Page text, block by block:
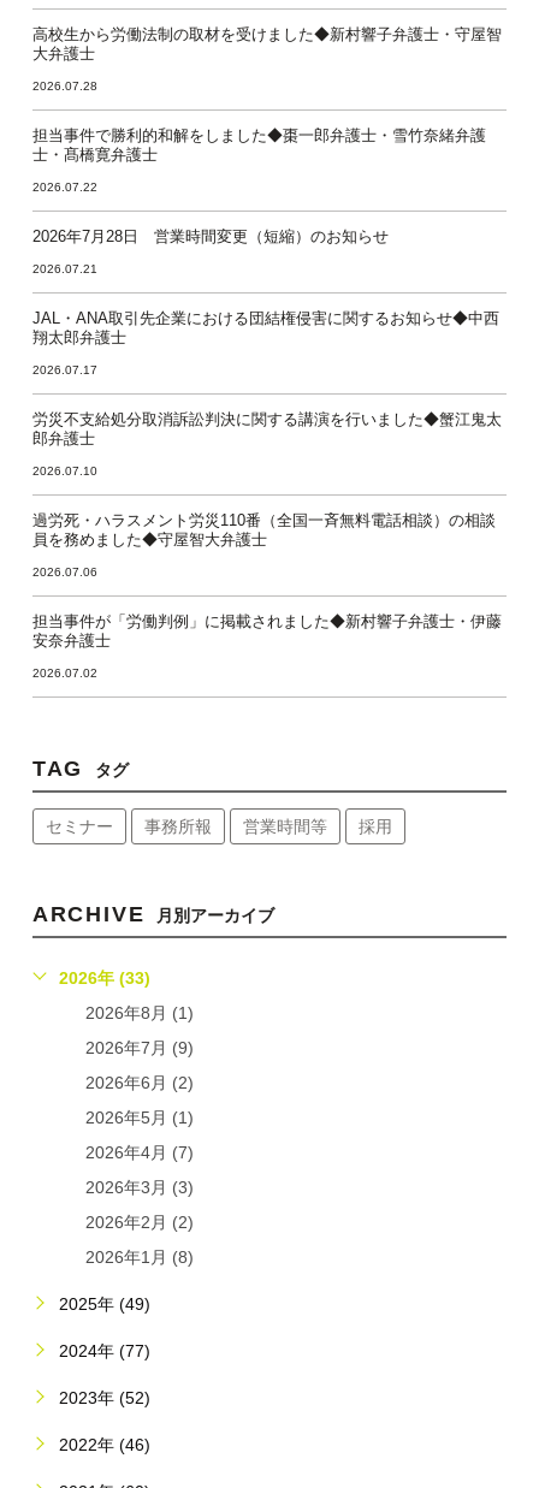
高校生から労働法制の取材を受けました◆新村響子弁護士・守屋智
大弁護士
2026.07.28
担当事件で勝利的和解をしました◆棗一郎弁護士・雪竹奈緒弁護
士・髙橋寛弁護士
2026.07.22
2026年7月28日 営業時間変更（短縮）のお知らせ
2026.07.21
JAL・ANA取引先企業における団結権侵害に関するお知らせ◆中西
翔太郎弁護士
2026.07.17
労災不支給処分取消訴訟判決に関する講演を行いました◆蟹江鬼太
郎弁護士
2026.07.10
過労死・ハラスメント労災110番（全国一斉無料電話相談）の相談
員を務めました◆守屋智大弁護士
2026.07.06
担当事件が「労働判例」に掲載されました◆新村響子弁護士・伊藤
安奈弁護士
2026.07.02
TAG タグ
セミナー 事務所報 営業時間等 採用
ARCHIVE 月別アーカイブ
2026年 (33)
2026年8月 (1)
2026年7月 (9)
2026年6月 (2)
2026年5月 (1)
2026年4月 (7)
2026年3月 (3)
2026年2月 (2)
2026年1月 (8)
2025年 (49)
2024年 (77)
2023年 (52)
2022年 (46)